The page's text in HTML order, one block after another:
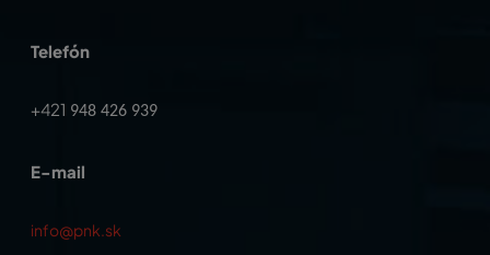
Telefón
+421 948 426 939
E-mail
info@pnk.sk